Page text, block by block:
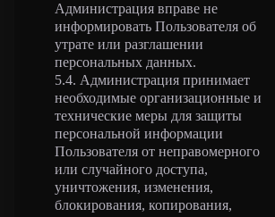
Администрация вправе не
информировать Пользователя об
утрате или разглашении
персональных данных.
5.4. Администрация принимает
необходимые организационные и
технические меры для защиты
персональной информации
Пользователя от неправомерного
или случайного доступа,
уничтожения, изменения,
блокирования, копирования,